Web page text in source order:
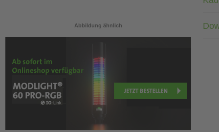
Abbildung ähnlich